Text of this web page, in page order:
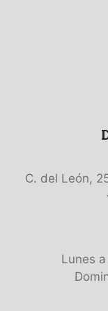
C. del León,
Lunes